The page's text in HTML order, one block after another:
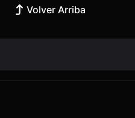
Volver Arriba